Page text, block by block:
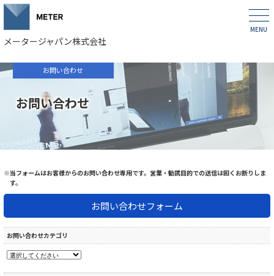
メータージャパン株式会社
お問い合わせ
お問い合わせ
※当フォームはお客様からのお問い合わせ専用です。営業・勧誘目的での送信は固くお断りしま
す。
お問い合わせフォーム
お問い合わせカテゴリ